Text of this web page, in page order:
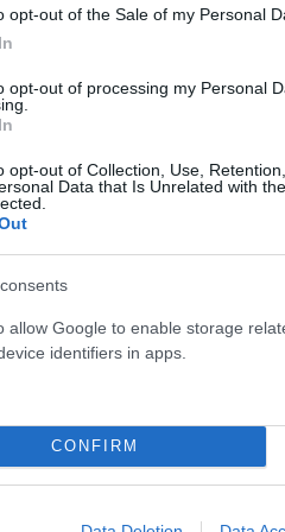
opt-out of the Sale of my Personal
opt-out of processing my Personal
opt-out of Collection, Use,
Data that Is Unrelated with
allow Google to enable storage
identifiers in apps.
CONFIRM
συνδυάζει διάφορα
υφάσματα και
χρήση των Adobe
επίδειξης, αυτή η
για παράδειγμα